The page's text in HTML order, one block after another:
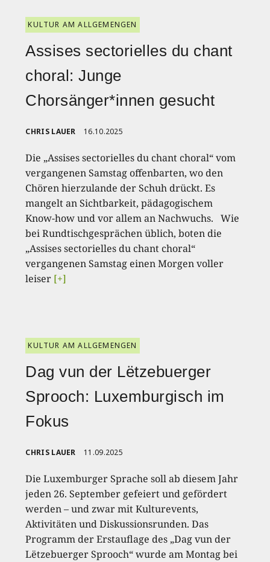
KULTUR AM ALLGEMENGEN
Assises sectorielles du chant
choral: Junge
Chorsänger*innen gesucht
CHRIS LAUER 16.10.2025
Die „Assises sectorielles du chant choral“ vom
vergangenen Samstag offenbarten, wo den
Chören hierzulande der Schuh drückt. Es
mangelt an Sichtbarkeit, pädagogischem
Know-how und vor allem an Nachwuchs. Wie
bei Rundtischgesprächen üblich, boten die
„Assises sectorielles du chant choral“
vergangenen Samstag einen Morgen voller
leiser [+]
KULTUR AM ALLGEMENGEN
Dag vun der Lëtzebuerger
Sprooch: Luxemburgisch im
Fokus
CHRIS LAUER 11.09.2025
Die Luxemburger Sprache soll ab diesem Jahr
jeden 26. September gefeiert und gefördert
werden – und zwar mit Kulturevents,
Aktivitäten und Diskussionsrunden. Das
Programm der Erstauflage des „Dag vun der
Lëtzebuerger Sprooch“ wurde am Montag bei